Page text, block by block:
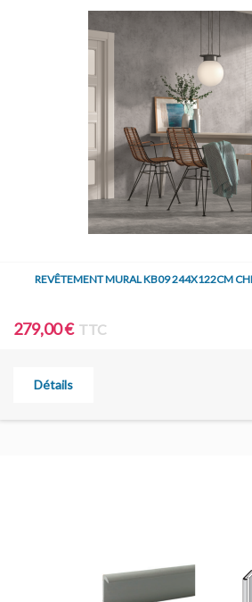
REVÊTEMENT MURAL KB09 244X122CM
279,00 € TTC
Détails